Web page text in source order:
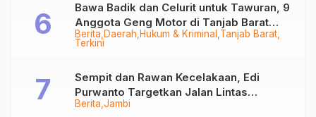
Berita Daerah Hukum & Kriminal Tanjab Barat
Terkini
Bawa Badik dan Celurit untuk Tawuran, 9
Anggota Geng Motor di Tanjab Barat
Diringkus
Berita Jambi
Sempit dan Rawan Kecelakaan, Edi
Purwanto Targetkan Jalan Lintas
Tungkal-Jambi Mulus di 2028